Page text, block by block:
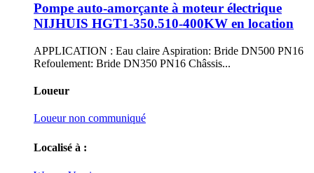
Pompe auto-amorçante à moteur électrique
NIJHUIS HGT1-350.510-400KW en location
APPLICATION : Eau claire Aspiration: Bride DN500 PN16
Refoulement: Bride DN350 PN16 Châssis...
Loueur
Loueur non communiqué
Localisé à :